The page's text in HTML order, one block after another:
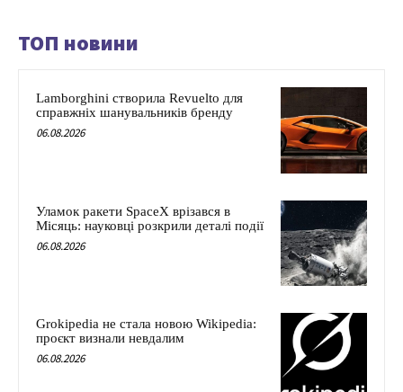
ТОП новини
Lamborghini створила Revuelto для
справжніх шанувальників бренду
06.08.2026
Уламок ракети SpaceX врізався в
Місяць: науковці розкрили деталі події
06.08.2026
Grokipedia не стала новою Wikipedia:
проєкт визнали невдалим
06.08.2026